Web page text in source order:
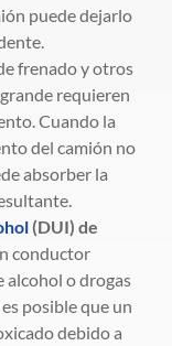
puede dejarlo
frenado y otros
requieren
Cuando la
del camión no
absorber la
(DUI) de
conductor
alcohol o drogas
posible que un
debido a